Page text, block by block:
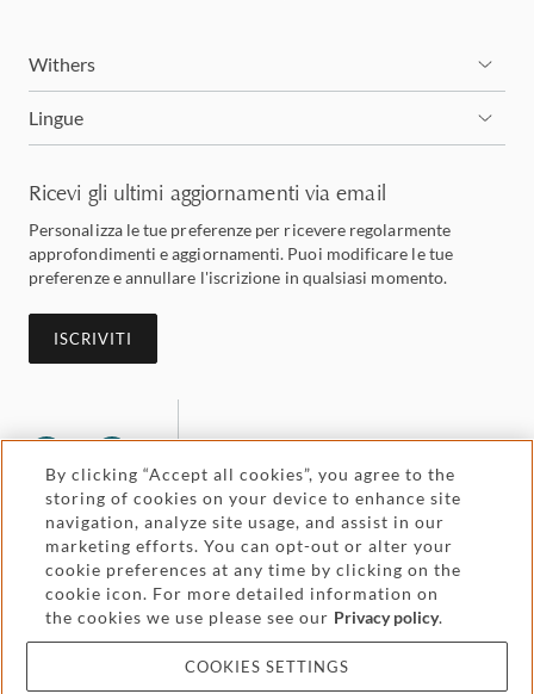
Withers
Lingue
Ricevi gli ultimi aggiornamenti via email
Personalizza le tue preferenze per ricevere regolarmente
approfondimenti e aggiornamenti. Puoi modificare le tue
preferenze e annullare l'iscrizione in qualsiasi momento.
ISCRIVITI
Legal and regulatory
Pricing
Cookies and privacy
Accessibility
Attorney advertising
By clicking “Accept all cookies”, you agree to the
storing of cookies on your device to enhance site
navigation, analyze site usage, and assist in our
marketing efforts. You can opt-out or alter your
cookie preferences at any time by clicking on the
cookie icon. For more detailed information on
the cookies we use please see our Privacy policy.
COOKIES SETTINGS